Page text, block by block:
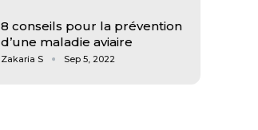
8 conseils pour la prévention
d’une maladie aviaire
Zakaria S Sep 5, 2022